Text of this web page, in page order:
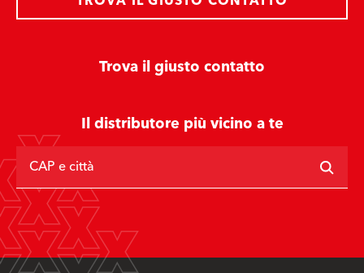
Trova il giusto contatto
Il distributore più vicino a te
CAP e città